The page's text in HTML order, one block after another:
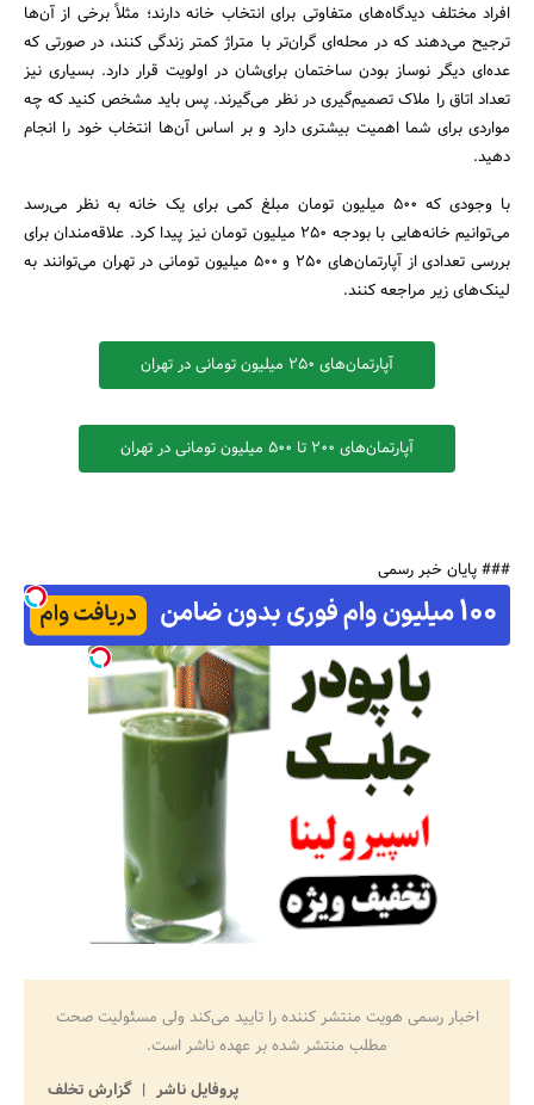
افراد مختلف دیدگاه‌های متفاوتی برای انتخاب خانه دارند؛ مثلاً برخی از آن‌ها
ترجیح می‌دهند که در محله‌ای گران‌تر با متراژ کمتر زندگی کنند، در صورتی‌ که
عده‌ای دیگر نوساز بودن ساختمان برای‌شان در اولویت قرار دارد. بسیاری نیز
تعداد اتاق را ملاک تصمیم‌گیری در نظر می‌گیرند. پس باید مشخص کنید که چه
مواردی برای شما اهمیت بیشتری دارد و بر اساس آن‌ها انتخاب خود را انجام
دهید.
با وجودی که 500 میلیون تومان مبلغ کمی برای یک خانه به نظر می‌رسد
می‌توانیم خانه‌هایی با بودجه 250 میلیون تومان نیز پیدا کرد. ‌علاقه‌مندان برای
بررسی تعدادی از آپارتمان‌های 250 و 500 میلیون تومانی در تهران می‌توانند به
لینک‌های زیر مراجعه کنند.
آپارتمان‌های 250 میلیون تومانی در تهران
آپارتمان‌های 200 تا 500 میلیون تومانی در تهران
### پایان خبر رسمی
اخبار رسمی هویت منتشر کننده را تایید می‌کند ولی مسئولیت صحت
مطلب منتشر شده بر عهده ناشر است.
پروفایل ناشر
گزارش تخلف